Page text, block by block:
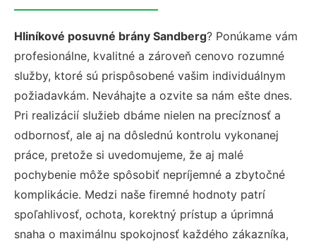
Hliníkové posuvné brány Sandberg? Ponúkame vám
profesionálne, kvalitné a zároveň cenovo rozumné
služby, ktoré sú prispôsobené vašim individuálnym
požiadavkám. Neváhajte a ozvite sa nám ešte dnes.
Pri realizácií služieb dbáme nielen na precíznosť a
odbornosť, ale aj na dôslednú kontrolu vykonanej
práce, pretože si uvedomujeme, že aj malé
pochybenie môže spôsobiť nepríjemné a zbytočné
komplikácie. Medzi naše firemné hodnoty patrí
spoľahlivosť, ochota, korektný prístup a úprimná
snaha o maximálnu spokojnosť každého zákazníka,